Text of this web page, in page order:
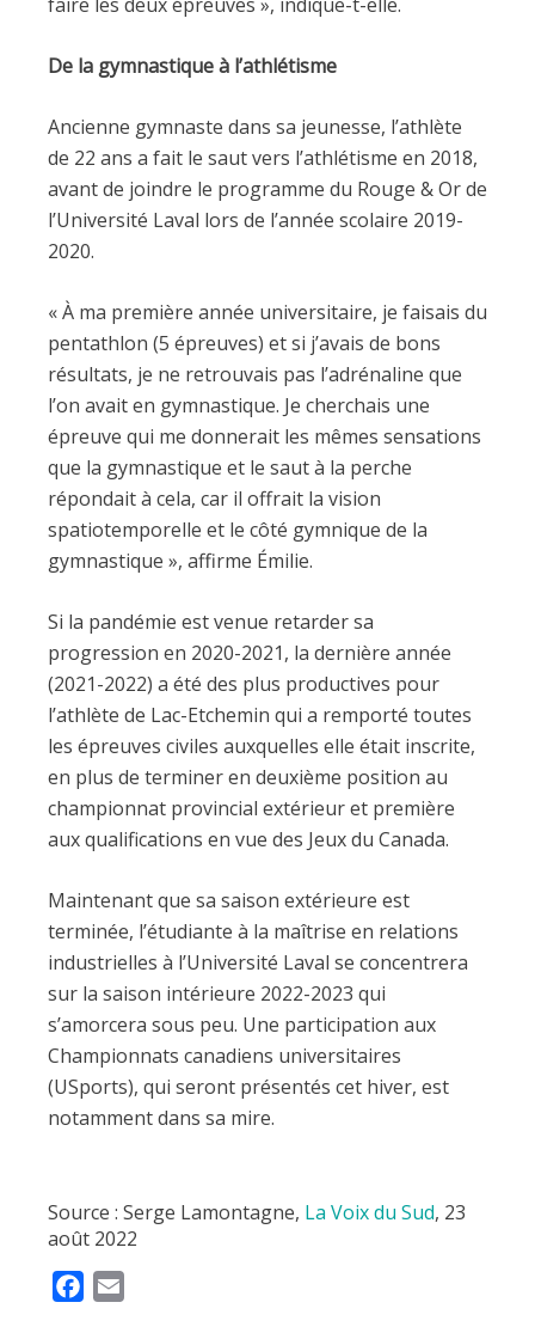
De la gymnastique à l’athlétisme
Ancienne gymnaste dans sa jeunesse, l’athlète
de 22 ans a fait le saut vers l’athlétisme en 2018,
avant de joindre le programme du Rouge & Or de
l’Université Laval lors de l’année scolaire 2019-
2020.
« À ma première année universitaire, je faisais du
pentathlon (5 épreuves) et si j’avais de bons
résultats, je ne retrouvais pas l’adrénaline que
l’on avait en gymnastique. Je cherchais une
épreuve qui me donnerait les mêmes sensations
que la gymnastique et le saut à la perche
répondait à cela, car il offrait la vision
spatiotemporelle et le côté gymnique de la
gymnastique », affirme Émilie.
Si la pandémie est venue retarder sa
progression en 2020-2021, la dernière année
(2021-2022) a été des plus productives pour
l’athlète de Lac-Etchemin qui a remporté toutes
les épreuves civiles auxquelles elle était inscrite,
en plus de terminer en deuxième position au
championnat provincial extérieur et première
aux qualifications en vue des Jeux du Canada.
Maintenant que sa saison extérieure est
terminée, l’étudiante à la maîtrise en relations
industrielles à l’Université Laval se concentrera
sur la saison intérieure 2022-2023 qui
s’amorcera sous peu. Une participation aux
Championnats canadiens universitaires
(USports), qui seront présentés cet hiver, est
notamment dans sa mire.
Source : Serge Lamontagne, La Voix du Sud, 23
août 2022